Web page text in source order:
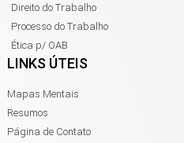
Direito do Trabalho
Processo do Trabalho
Ética p/ OAB
LINKS ÚTEIS
Mapas Mentais
Resumos
Página de Contato